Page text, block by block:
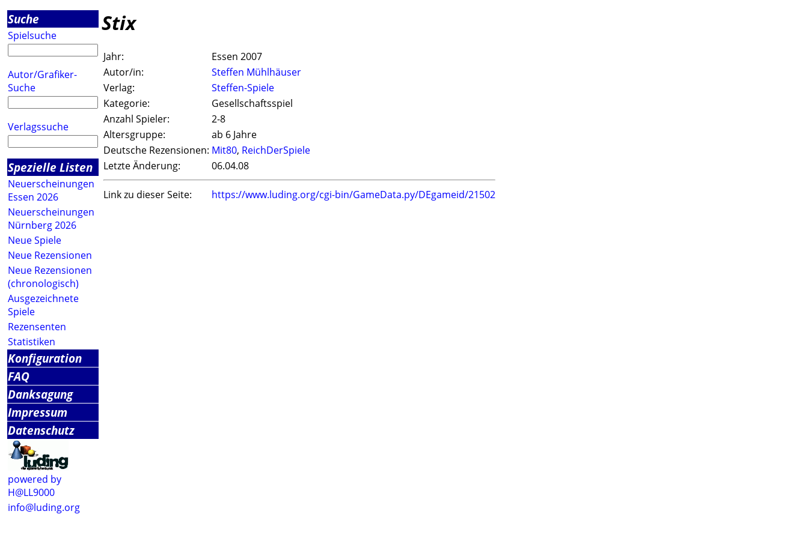
Suche
Spielsuche
Autor/Grafiker-
Suche
Verlagssuche
Spezielle Listen
Neuerscheinungen
Essen 2026
Neuerscheinungen
Nürnberg 2026
Neue Spiele
Neue Rezensionen
Neue Rezensionen
(chronologisch)
Ausgezeichnete
Spiele
Rezensenten
Statistiken
Konfiguration
FAQ
Danksagung
Impressum
Datenschutz
powered by
H@LL9000
info@luding.org
Stix
Jahr:
Essen 2007
Autor/in:
Steffen Mühlhäuser
Verlag:
Steffen-Spiele
Kategorie:
Gesellschaftsspiel
Anzahl Spieler:
2-8
Altersgruppe:
ab 6 Jahre
Deutsche Rezensionen: Mit80, ReichDerSpiele
Letzte Änderung:
06.04.08
Link zu dieser Seite: https://www.luding.org/cgi-bin/GameData.py/DEgameid/21502